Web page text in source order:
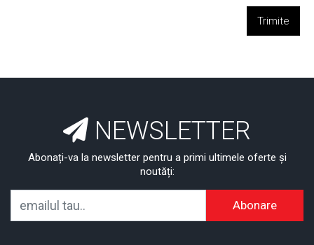
Trimite
NEWSLETTER
Abonați-va la newsletter pentru a primi ultimele oferte și
noutăți:
Abonare